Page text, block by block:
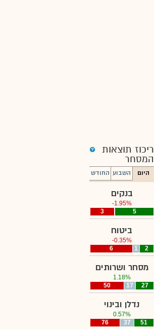
ריכוז תוצאות
המסחר
היום השבוע החודש
בנקים
-1.95%
3
5
ביטוח
-0.35%
6
1 2
מסחר ושרותים
1.18%
50
17 27
נדלן ובינוי
0.57%
76
37 51